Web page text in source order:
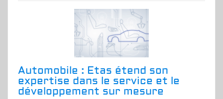
Automobile : Etas étend son
expertise dans le service et le
développement sur mesure